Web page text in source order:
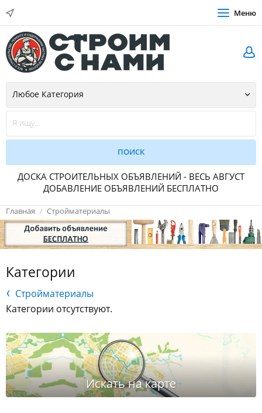
Меню
ДОСКА СТРОИТЕЛЬНЫХ ОБЪЯВЛЕНИЙ - ВЕСЬ АВГУСТ
ДОБАВЛЕНИЕ ОБЪЯВЛЕНИЙ БЕСПЛАТНО
Главная Стройматериалы
Категории
Стройматериалы
Категории отсутствуют.